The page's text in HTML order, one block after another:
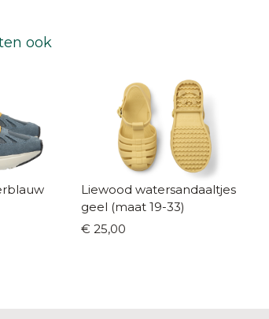
ook
Liewood watersandaaltjes
geel (maat 19-33)
€ 25,00